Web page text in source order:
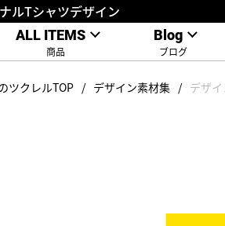
ルTシャツデザイン
ALL ITEMS
商品
Blog
ブログ
ツクレルTOP デザイン素材集 デザ